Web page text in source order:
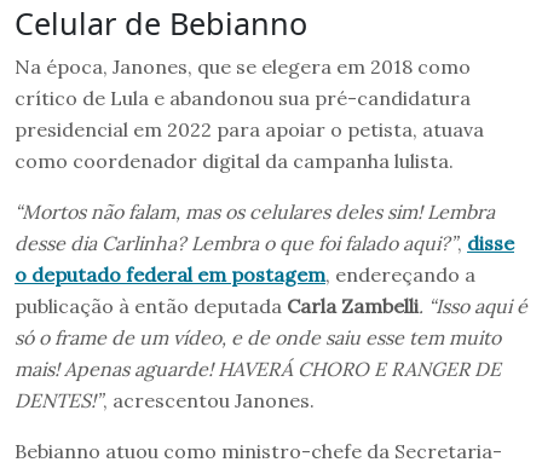
Celular de Bebianno
Na época, Janones, que se elegera em 2018 como
crítico de Lula e abandonou sua pré-candidatura
presidencial em 2022 para apoiar o petista, atuava
como coordenador digital da campanha lulista.
“Mortos não falam, mas os celulares deles sim! Lembra
desse dia Carlinha? Lembra o que foi falado aqui?”, disse
o deputado federal em postagem, endereçando a
publicação à então deputada Carla Zambelli. “Isso aqui é
só o frame de um vídeo, e de onde saiu esse tem muito
mais! Apenas aguarde! HAVERÁ CHORO E RANGER DE
DENTES!”, acrescentou Janones.
Bebianno atuou como ministro-chefe da Secretaria-